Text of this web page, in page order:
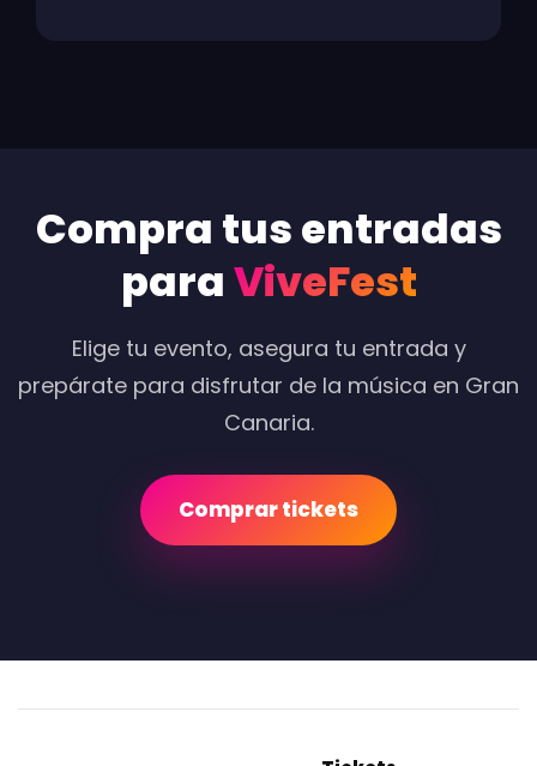
Compra tus entradas
paraViveFest
Elige tu evento, asegura tu entrada y
prepárate para disfrutar de la música en Gran
Canaria.
Comprar tickets